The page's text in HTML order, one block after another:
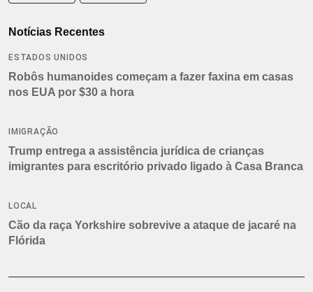
Notícias Recentes
ESTADOS UNIDOS
Robôs humanoides começam a fazer faxina em casas
nos EUA por $30 a hora
IMIGRAÇÃO
Trump entrega a assistência jurídica de crianças
imigrantes para escritório privado ligado à Casa Branca
LOCAL
Cão da raça Yorkshire sobrevive a ataque de jacaré na
Flórida